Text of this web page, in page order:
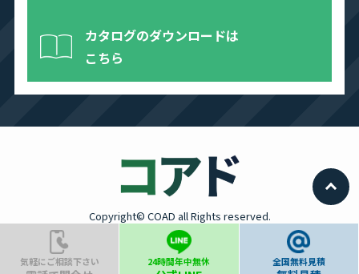
カタログのダウンロードは
こちら
Copyright© COAD all Rights reserved.
気軽にご相談下さい 24時間年中無休 全国無料見積